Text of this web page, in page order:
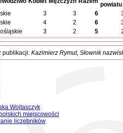
3 3 6
4 2 6
3 2 5
publikacji: Kazimierz Rymut, Słownik
Wojtasczyk
miejscowości
liczebników